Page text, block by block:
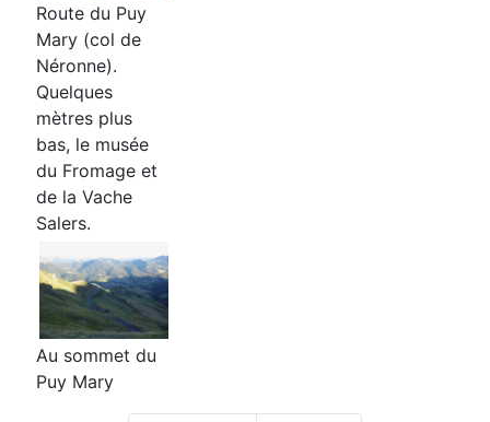
Route du Puy
Mary (col de
Néronne).
Quelques
mètres plus
bas, le musée
du Fromage et
de la Vache
Salers.
Au sommet du
Puy Mary